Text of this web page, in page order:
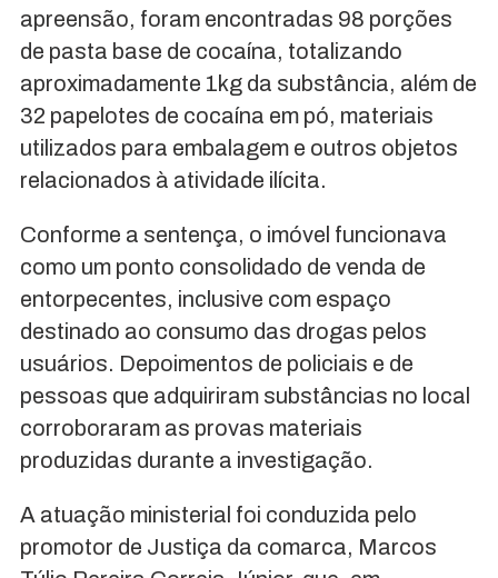
apreensão, foram encontradas 98 porções
de pasta base de cocaína, totalizando
aproximadamente 1kg da substância, além de
32 papelotes de cocaína em pó, materiais
utilizados para embalagem e outros objetos
relacionados à atividade ilícita.
Conforme a sentença, o imóvel funcionava
como um ponto consolidado de venda de
entorpecentes, inclusive com espaço
destinado ao consumo das drogas pelos
usuários. Depoimentos de policiais e de
pessoas que adquiriram substâncias no local
corroboraram as provas materiais
produzidas durante a investigação.
A atuação ministerial foi conduzida pelo
promotor de Justiça da comarca, Marcos